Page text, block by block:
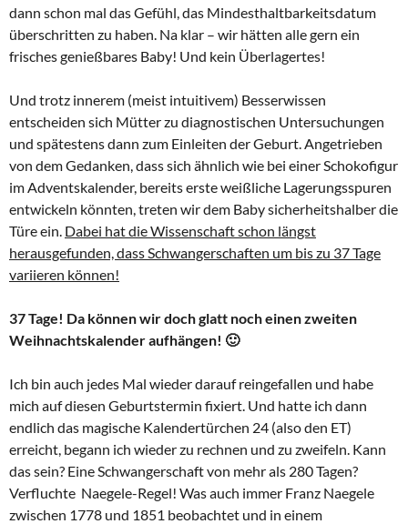
dann schon mal das Gefühl, das Mindesthaltbarkeitsdatum
überschritten zu haben. Na klar – wir hätten alle gern ein
frisches genießbares Baby! Und kein Überlagertes!
Und trotz innerem (meist intuitivem) Besserwissen
entscheiden sich Mütter zu diagnostischen Untersuchungen
und spätestens dann zum Einleiten der Geburt. Angetrieben
von dem Gedanken, dass sich ähnlich wie bei einer Schokofigur
im Adventskalender, bereits erste weißliche Lagerungsspuren
entwickeln könnten, treten wir dem Baby sicherheitshalber die
Türe ein. Dabei hat die Wissenschaft schon längst
herausgefunden, dass Schwangerschaften um bis zu 37 Tage
variieren können!
37 Tage! Da können wir doch glatt noch einen zweiten
Weihnachtskalender aufhängen! 🙂
Ich bin auch jedes Mal wieder darauf reingefallen und habe
mich auf diesen Geburtstermin fixiert. Und hatte ich dann
endlich das magische Kalendertürchen 24 (also den ET)
erreicht, begann ich wieder zu rechnen und zu zweifeln. Kann
das sein? Eine Schwangerschaft von mehr als 280 Tagen?
Verfluchte Naegele-Regel! Was auch immer Franz Naegele
zwischen 1778 und 1851 beobachtet und in einem